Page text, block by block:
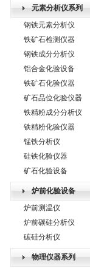
元素分析仪系列
钢铁元素分析仪
铁矿石检测仪器
钢铁成分分析仪
铝合金化验设备
铁矿石化验仪器
矿石品位化验仪器
铁精粉成分分析仪
铁精粉化验仪器
锰铁分析仪
硅铁化验仪器
矿石化验设备
炉前化验设备
炉前测温仪
炉前碳硅分析仪
碳硅分析仪
物理仪器系列